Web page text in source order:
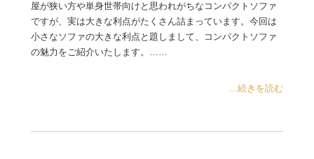
屋が狭い方や単身世帯向けと思われがちなコンパクトソファ
ですが、実は大きな利点がたくさん詰まっています。今回は
小さなソファの大きな利点と題しまして、コンパクトソファ
の魅力をご紹介いたします。……
...続きを読む